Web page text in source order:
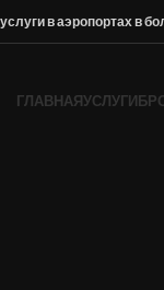
в аэропортах в
ГЛАВНАЯУСЛУГИ